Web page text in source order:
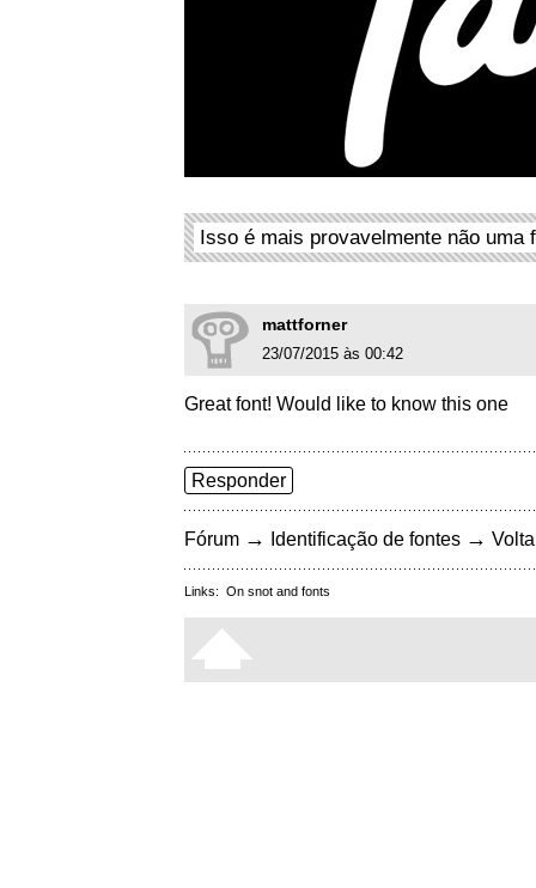
Isso é mais provavelmente não uma
mattforner
23/07/2015 às 00:42
Great font! Would like to know this one
Responder
Fórum → Identificação de fontes →
Links: On snot and fonts